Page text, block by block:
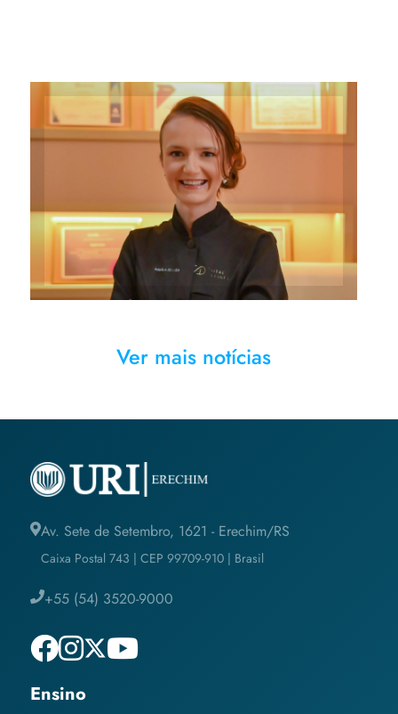
Professora Nágila Zortéa
coordena o Curso de Estética
e Cosmética
Ver mais notícias
Av. Sete de Setembro, 1621 - Erechim/RS
Caixa Postal 743 | CEP 99709-910 | Brasil
+55 (54) 3520-9000
Ensino